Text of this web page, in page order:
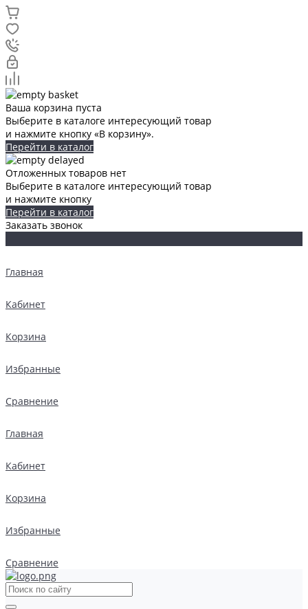
Ваша корзина пуста
Выберите в каталоге интересующий товар
и нажмите кнопку «В корзину».
Перейти в каталог
Отложенных товаров нет
Выберите в каталоге интересующий товар
и нажмите кнопку
Перейти в каталог
Заказать звонок
Главная
Кабинет
Корзина
Избранные
Сравнение
Главная
Кабинет
Корзина
Избранные
Сравнение